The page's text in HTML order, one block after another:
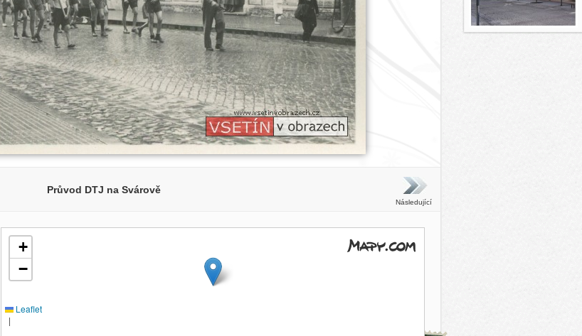
Průvod DTJ na Svárově
Následující
+
−
Leaflet
|